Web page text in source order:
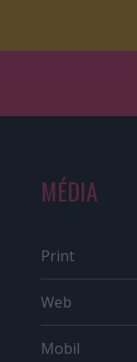
MÉDIA
Print
Web
Mobil